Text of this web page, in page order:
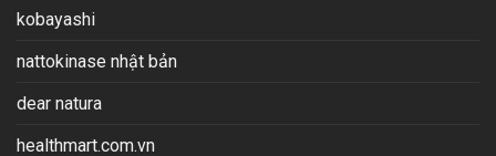
kobayashi
nattokinase nhật bản
dear natura
healthmart.com.vn